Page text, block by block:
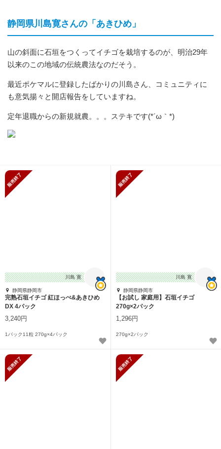
静岡県川島寛さんの「あきひめ」
山の斜面に石垣をつくってイチゴを栽培するのが、明治29年
以来のこの地域の伝統農法なのだそう。
最近ポケマルに登録したばかりの川島さん、コミュニティに
も意気揚々と開店報告をしていますね。
定年退職からの新規就農。。。ステキです(*´ω｀*)
川島 寛
静岡県静岡市
完熟石垣イチゴ 紅ほっぺ&あきひめ
DX 4パック
3,240円
1パック11粒 270g×4パック
川島 寛
静岡県静岡市
【お試し 家庭用】石垣イチゴ
270g×2パック
1,296円
270g×2パック